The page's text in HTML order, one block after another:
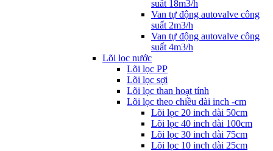
suất 18m3/h
Van tự động autovalve công
suất 2m3/h
Van tự động autovalve công
suất 4m3/h
Lõi lọc nước
Lõi lọc PP
Lõi lọc sợi
Lõi lọc than hoạt tính
Lõi lọc theo chiều dài inch -cm
Lõi lọc 20 inch dài 50cm
Lõi lọc 40 inch dài 100cm
Lõi lọc 30 inch dài 75cm
Lõi lọc 10 inch dài 25cm